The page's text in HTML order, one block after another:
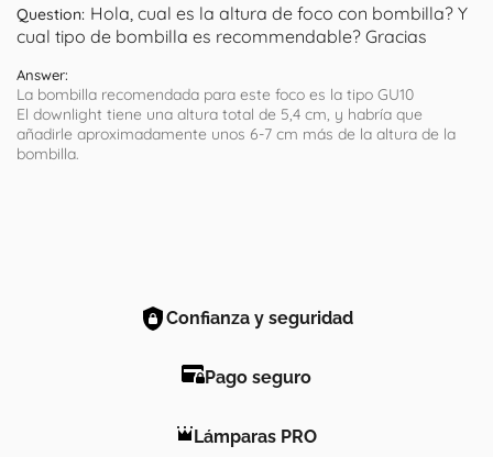
Question: Hola, cual es la altura de foco con bombilla? Y
cual tipo de bombilla es recommendable? Gracias
Answer:
La bombilla recomendada para este foco es la tipo GU10
El downlight tiene una altura total de 5,4 cm, y habría que
añadirle aproximadamente unos 6-7 cm más de la altura de la
bombilla.
Confianza y seguridad
Pago seguro
Lámparas PRO